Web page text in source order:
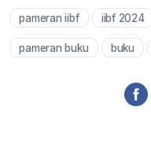
pameran iibf iibf 2024
pameran buku buku